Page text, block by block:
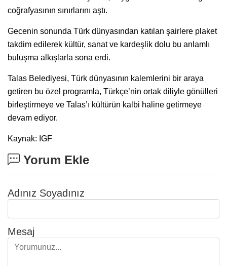
coğrafyasının sınırlarını aştı.
Gecenin sonunda Türk dünyasından katılan şairlere plaket
takdim edilerek kültür, sanat ve kardeşlik dolu bu anlamlı
buluşma alkışlarla sona erdi.
Talas Belediyesi, Türk dünyasının kalemlerini bir araya
getiren bu özel programla, Türkçe’nin ortak diliyle gönülleri
birleştirmeye ve Talas’ı kültürün kalbi haline getirmeye
devam ediyor.
Kaynak: IGF
Yorum Ekle
Adınız Soyadınız
Mesaj